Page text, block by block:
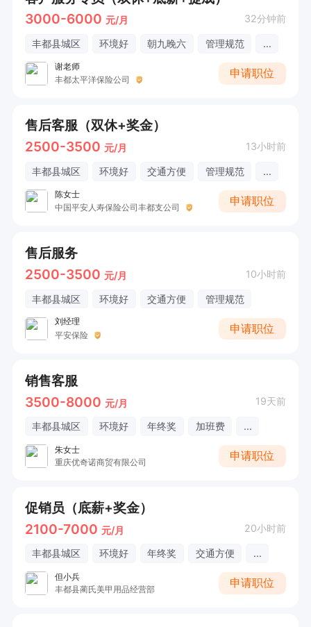
3000-6000 元/月 32分钟前
丰都县城区 环境好 朝九晚六 管理规范 ...
谢老师
丰都太平洋保险公司
申请职位
售后客服（双休+奖金）
2500-3500 元/月 13小时前
丰都县城区 环境好 交通方便 管理规范 ...
陈女士
中国平安人寿保险公司丰都支公司
申请职位
售后服务
2500-3500 元/月 10小时前
丰都县城区 环境好 交通方便 管理规范
刘经理
平安保险
申请职位
销售客服
3500-8000 元/月 19天前
丰都县城区 环境好 年终奖 加班费 ...
朱女士
重庆优奇诺商贸有限公司
申请职位
促销员（底薪+奖金）
2100-7000 元/月 20小时前
丰都县城区 环境好 年终奖 交通方便 ...
但小兵
丰都县蔺氏美甲用品经营部
申请职位